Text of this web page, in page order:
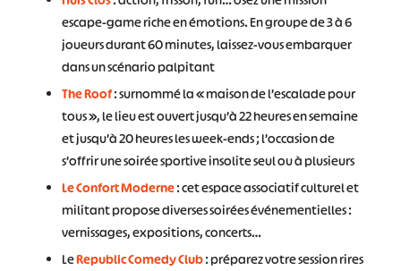
escape-game riche en émotions. En groupe de 3 à 6
joueurs durant 60 minutes, laissez-vous embarquer
dans un scénario palpitant
The Roof: surnommé la « maison de l’escalade pour
tous », le lieu est ouvert jusqu’à 22 heures en semaine
et jusqu’à 20 heures les week-ends ; l’occasion de
s’offrir une soirée sportive insolite seul ou à plusieurs
Le Confort Moderne: cet espace associatif culturel et
militant propose diverses soirées événementielles :
vernissages, expositions, concerts…
LeRepublic Comedy Club: préparez votre session rires